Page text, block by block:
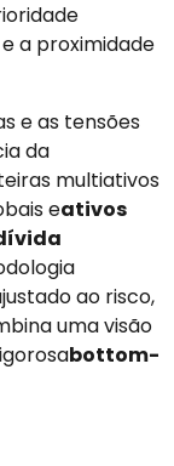
a proximidade
e as tensões
da
multiativos
eativos
ao risco,
uma visão
bottom-